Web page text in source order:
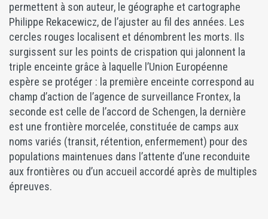
permettent à son auteur, le géographe et cartographe
Philippe Rekacewicz, de l’ajuster au fil des années. Les
cercles rouges localisent et dénombrent les morts. Ils
surgissent sur les points de crispation qui jalonnent la
triple enceinte grâce à laquelle l’Union Européenne
espère se protéger : la première enceinte correspond au
champ d’action de l’agence de surveillance Frontex, la
seconde est celle de l’accord de Schengen, la dernière
est une frontière morcelée, constituée de camps aux
noms variés (transit, rétention, enfermement) pour des
populations maintenues dans l’attente d’une reconduite
aux frontières ou d’un accueil accordé après de multiples
épreuves.